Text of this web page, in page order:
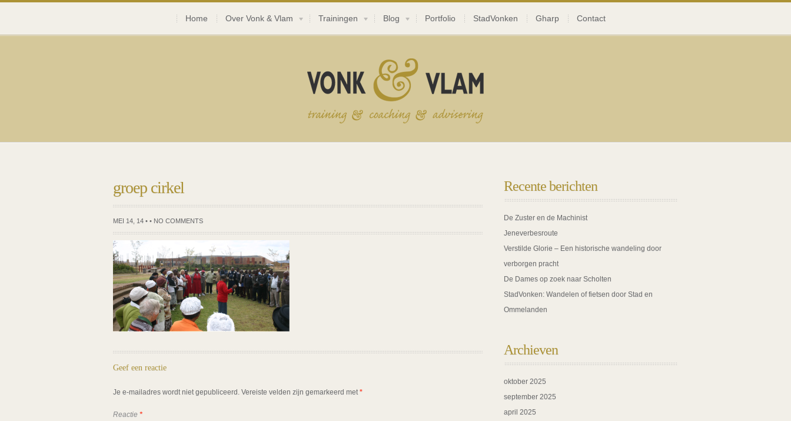
Home Over Vonk & Vlam Trainingen Blog Portfolio StadVonken Gharp Contact
groep cirkel
MEI 14, 14 • • NO COMMENTS
Geef een reactie
Je e-mailadres wordt niet gepubliceerd. Vereiste velden zijn gemarkeerd met*
Reactie *
Recente berichten
De Zuster en de Machinist
Jeneverbesroute
Verstilde Glorie – Een historische wandeling door
verborgen pracht
De Dames op zoek naar Scholten
StadVonken: Wandelen of fietsen door Stad en
Ommelanden
Archieven
oktober 2025
september 2025
april 2025